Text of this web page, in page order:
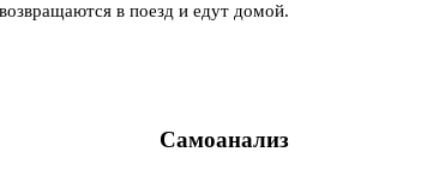
в поезд и едут домой.
Самоанализ